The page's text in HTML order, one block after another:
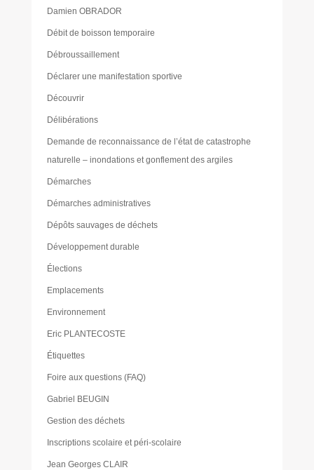
Damien OBRADOR
Débit de boisson temporaire
Débroussaillement
Déclarer une manifestation sportive
Découvrir
Délibérations
Demande de reconnaissance de l’état de catastrophe
naturelle – inondations et gonflement des argiles
Démarches
Démarches administratives
Dépôts sauvages de déchets
Développement durable
Élections
Emplacements
Environnement
Eric PLANTECOSTE
Étiquettes
Foire aux questions (FAQ)
Gabriel BEUGIN
Gestion des déchets
Inscriptions scolaire et péri-scolaire
Jean Georges CLAIR